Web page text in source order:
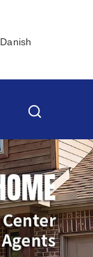
Danish